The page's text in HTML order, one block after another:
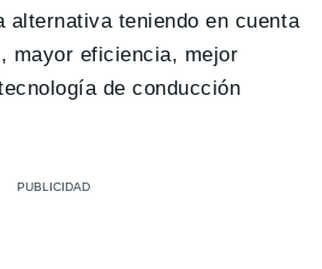
alternativa teniendo en cuenta
mayor eficiencia, mejor
de conducción